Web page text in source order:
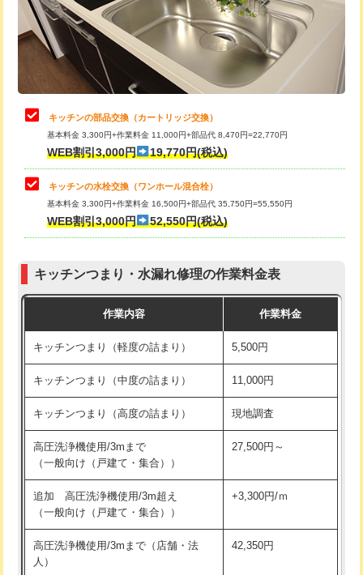
給水管工事※（保温材使用（バンド止
め込み）)
5,500円
給水管工事※（土の掘削・埋め戻し作
11,000円
給水管工事※（塩ビ管（VP・HI）使
用/3ｍまで)
給水管工事※（塩ビ管（VP・HI）使
用（追加）/3ｍ超え)
給水管工事※（ライニング鋼管・銅
管・ポリ管・HT管使用/3ｍまで)
44,000円
管・ポリ管・HT管使用/3ｍ超え)
排水管工事（土の掘削・埋め戻し作
11,000円~
排水管工事（排水管工事/3ｍまで） 55,000円
排水管工事（追加 排水管工事/3ｍ超
+11,000円
マス交換（深さ50㎝未満）
マス交換（深さ50㎝以上） 66,000円
コンクリート斫り（厚さ10㎝まで）
コンクリート斫り（厚さ10㎝超え）
桝清掃 8,800円
止水・漏水調査・防水処理・清掃・修
理・調整・分解・加工など（軽作業）
11,000円
止水・漏水調査・防水処理・清掃・修
理・調整・分解・加工など（中作業）
22,000円
止水・漏水調査・防水処理・清掃・修
理・調整・分解・加工など（重作業）
33,000円
お風呂タンク脱着
その他部品の脱着
式・ワンホール）)
交換・取付(排水栓・排水トラップ
22,000円+材料費
持込商品取付（単水栓）
持込商品取付（混合水栓） 16,500円
給水管工事※（ホール加工)
キッチンの部品交換（カートリッジ交換）
基本料金 3,300円+作業料金 11,000円+部品代 8,470円=22,770円
WEB割引3,000円 19,770円(税込)
キッチンの水栓交換（ワンホール混合栓）
基本料金 3,300円+作業料金 16,500円+部品代 35,750円=55,550円
WEB割引3,000円 52,550円(税込)
キッチンつまり・水漏れ修理の作業料金表
作業内容 作業料金
キッチンつまり（軽度の詰まり） 5,500円
キッチンつまり（中度の詰まり） 11,000円
キッチンつまり（高度の詰まり） 現地調査
高圧洗浄機使用/3mまで
（一般向け（戸建て・集合））
27,500円～
追加 高圧洗浄機使用/3m超え
（一般向け（戸建て・集合））
+3,300円/ｍ
高圧洗浄機使用/3mまで（店舗・法
人）
42,350円